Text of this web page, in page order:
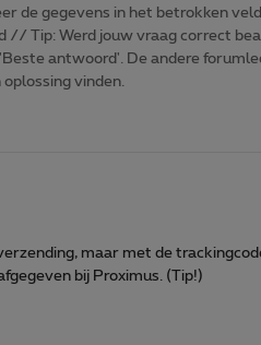
de gegevens in het betrokken
// Tip: Werd jouw vraag correct
antwoord'. De andere
vinden.
maar met de
bij Proximus. (Tip!)